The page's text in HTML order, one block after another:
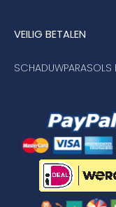
VEILIG BETALEN
SCHADUWPARASOLS